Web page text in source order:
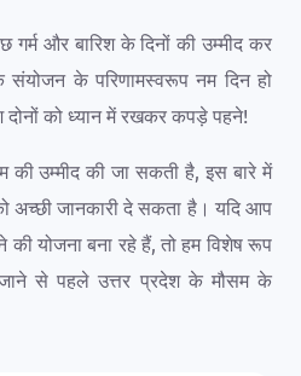
गर्म और बारिश के दिनों की उम्मीद कर
के परिणामस्वरूप नम दिन हो
दोनों को ध्यान में रखकर कपड़े पहने!
की उम्मीद की जा सकती है, इस बारे में
अच्छी जानकारी दे सकता है। यदि आप
की योजना बना रहे हैं, तो हम विशेष रूप
से पहले उत्तर प्रदेश के मौसम के